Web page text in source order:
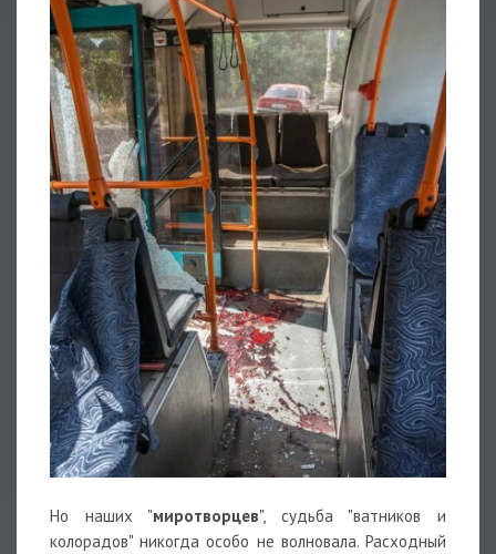
Но наших "миротворцев", судьба "ватников и
колорадов" никогда особо не волновала. Расходный